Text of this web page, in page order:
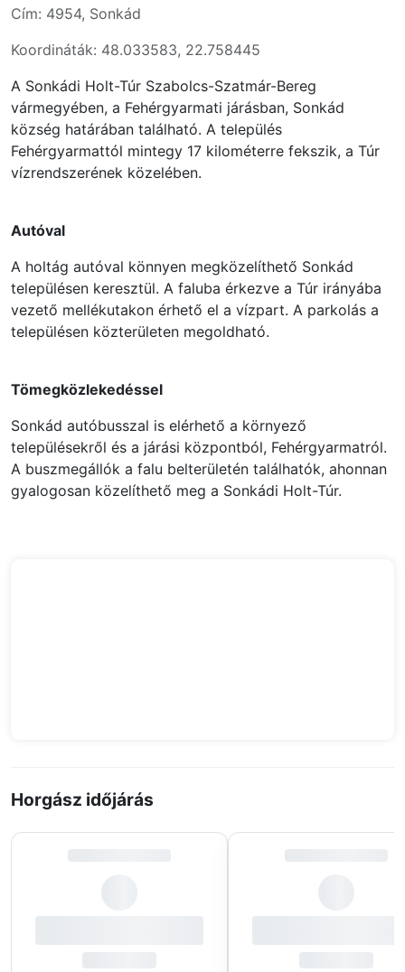
Cím: 4954, Sonkád
Koordináták: 48.033583, 22.758445
A Sonkádi Holt-Túr Szabolcs-Szatmár-Bereg
vármegyében, a Fehérgyarmati járásban, Sonkád
község határában található. A település
Fehérgyarmattól mintegy 17 kilométerre fekszik, a Túr
vízrendszerének közelében.
Autóval
A holtág autóval könnyen megközelíthető Sonkád
településen keresztül. A faluba érkezve a Túr irányába
vezető mellékutakon érhető el a vízpart. A parkolás a
településen közterületen megoldható.
Tömegközlekedéssel
Sonkád autóbusszal is elérhető a környező
településekről és a járási központból, Fehérgyarmatról.
A buszmegállók a falu belterületén találhatók, ahonnan
gyalogosan közelíthető meg a Sonkádi Holt-Túr.
Horgász időjárás